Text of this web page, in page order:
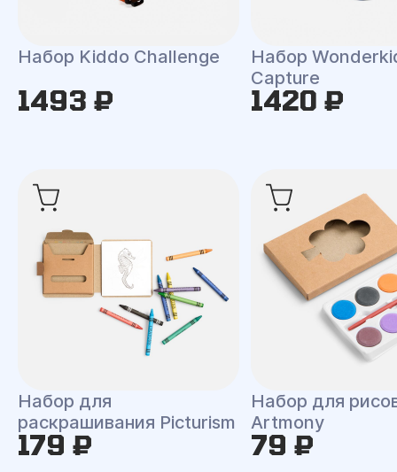
Набор Kiddo Challenge
1493 ₽
Набор
Capture
1420 ₽
Набор для
раскрашивания Picturism
179 ₽
Набор для
Artmony
79 ₽